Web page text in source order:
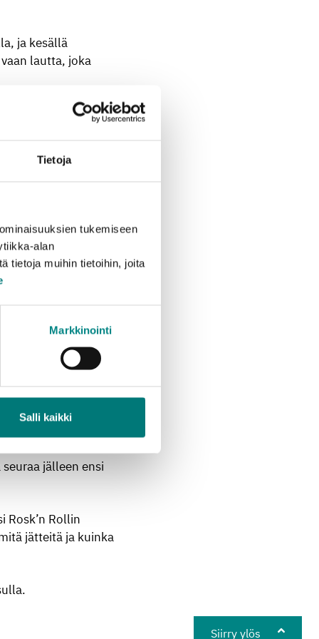
Tietoja
tukemiseen
alan
tietoja muihin tietoihin, joita
Markkinointi
Salli kaikki
ja kesällä
lautta, joka
33 000 kg ja
kierros oli tänä
reippaasti. Nyt
löytyy sopivia
aikana.
muistavat ja
hieman
jälleen ensi
Rosk’n Rollin
jätteitä ja kuinka
Siirry ylös